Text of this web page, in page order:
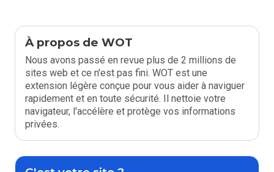
À propos de WOT
Nous avons passé en revue plus de 2 millions de
sites web et ce n'est pas fini. WOT est une
extension légère conçue pour vous aider à naviguer
rapidement et en toute sécurité. Il nettoie votre
navigateur, l'accélère et protège vos informations
privées.